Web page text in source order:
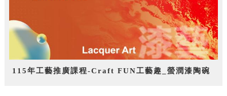
115年工藝推廣課程-Craft FUN工藝趣_螢潤漆陶碗